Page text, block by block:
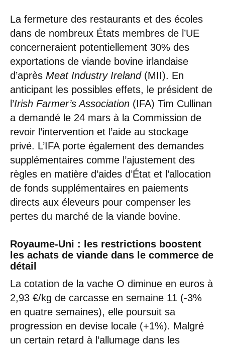
La fermeture des restaurants et des écoles
dans de nombreux États membres de l’UE
concerneraient potentiellement 30% des
exportations de viande bovine irlandaise
d’après Meat Industry Ireland(MII). En
anticipant les possibles effets, le président de
l’Irish Farmer’s Association (IFA) Tim Cullinan
a demandé le 24 mars à la Commission de
revoir l’intervention et l’aide au stockage
privé. L’IFA porte également des demandes
supplémentaires comme l’ajustement des
règles en matière d’aides d’État et l’allocation
de fonds supplémentaires en paiements
directs aux éleveurs pour compenser les
pertes du marché de la viande bovine.
Royaume-Uni : les restrictions boostent
les achats de viande dans le commerce de
détail
La cotation de la vache O diminue en euros à
2,93 €/kg de carcasse en semaine 11 (-3%
en quatre semaines), elle poursuit sa
progression en devise locale (+1%). Malgré
un certain retard à l’allumage dans les